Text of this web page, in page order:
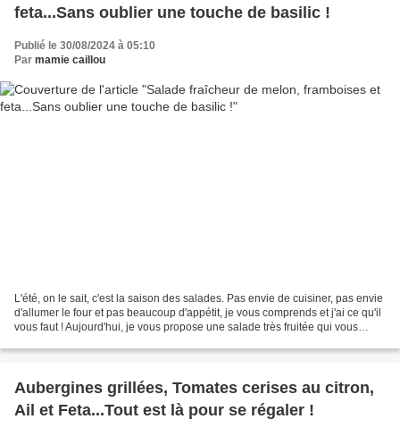
feta...Sans oublier une touche de basilic !
Publié le 30/08/2024 à 05:10
Par mamie caillou
L'été, on le sait, c'est la saison des salades. Pas envie de cuisiner, pas envie
d'allumer le four et pas beaucoup d'appétit, je vous comprends et j'ai ce qu'il
vous faut ! Aujourd'hui, je vous propose une salade très fruitée qui vous
Aubergines grillées, Tomates cerises au citron,
Ail et Feta...Tout est là pour se régaler !